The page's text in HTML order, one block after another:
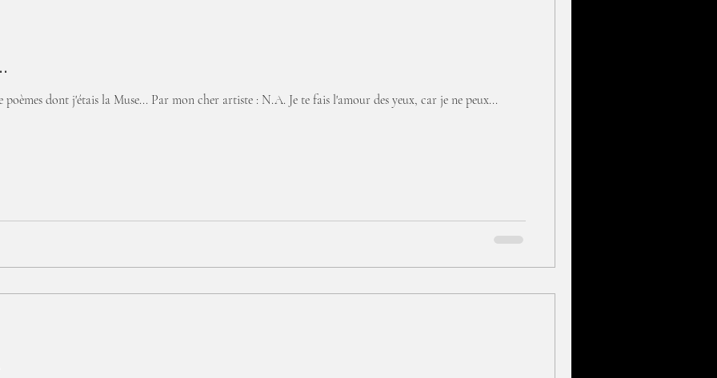
poèmes dont j'étais la Muse... Par mon cher artiste : N.A. Je te fais l'amour des yeux, car je ne peux...